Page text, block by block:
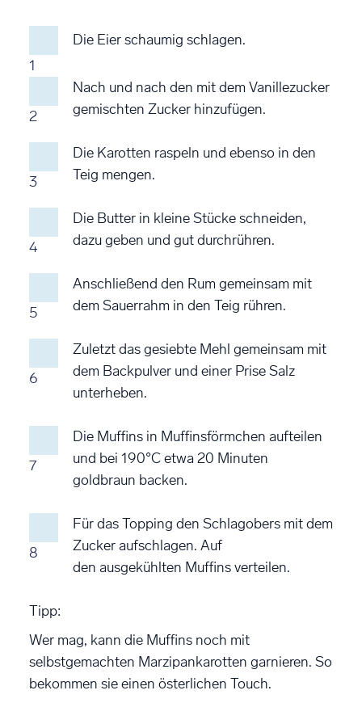
1
Die Eier schaumig schlagen.
2
Nach und nach den mit dem Vanillezucker
gemischten Zucker hinzufügen.
3
Die Karotten raspeln und ebenso in den
Teig mengen.
4
Die Butter in kleine Stücke schneiden,
dazu geben und gut durchrühren.
5
Anschließend den Rum gemeinsam mit
dem Sauerrahm in den Teig rühren.
6
Zuletzt das gesiebte Mehl gemeinsam mit
dem Backpulver und einer Prise Salz
unterheben.
7
Die Muffins in Muffinsförmchen aufteilen
und bei 190°C etwa 20 Minuten
goldbraun backen.
8
Für das Topping den Schlagobers mit dem
Zucker aufschlagen. Auf
den ausgekühlten Muffins verteilen.
Tipp:
Wer mag, kann die Muffins noch mit
selbstgemachten Marzipankarotten garnieren. So
bekommen sie einen österlichen Touch.